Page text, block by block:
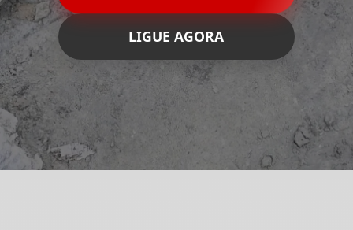
LIGUE AGORA